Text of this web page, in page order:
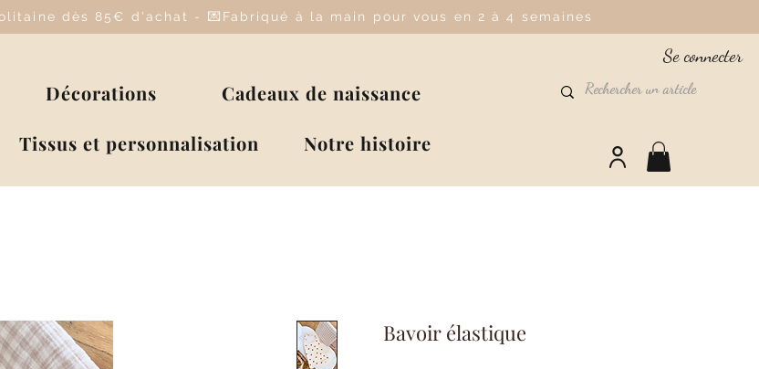
dès 85€ d'achat - 💌Fabriqué à la main pour vous en 2 à 4 semaines
Décorations Cadeaux de naissance
Tissus et personnalisation Notre histoire
Se connecter
Bavoir élastique